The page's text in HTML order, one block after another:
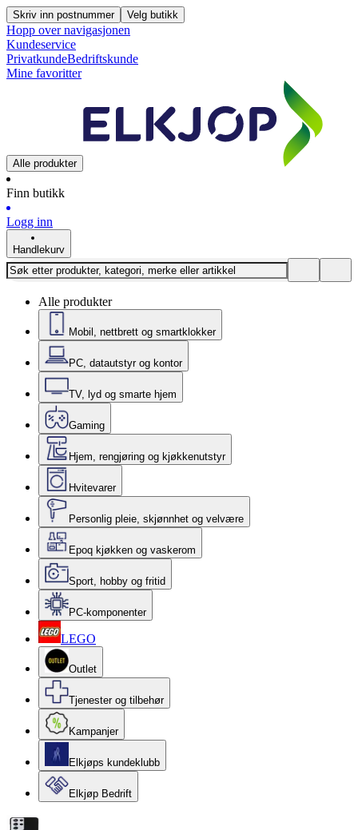
Skriv inn postnummer Velg butikk
Hopp over navigasjonen
Kundeservice
PrivatkundeBedriftskunde
Mine favoritter
Alle produkter
Finn butikk
Logg inn
Handlekurv
Alle produkter
Mobil, nettbrett og smartklokker
PC, datautstyr og kontor
TV, lyd og smarte hjem
Gaming
Hjem, rengjøring og kjøkkenutstyr
Hvitevarer
Personlig pleie, skjønnhet og velvære
Epoq kjøkken og vaskerom
Sport, hobby og fritid
PC-komponenter
LEGO
Outlet
Tjenester og tilbehør
Kampanjer
Elkjøps kundeklubb
Elkjøp Bedrift